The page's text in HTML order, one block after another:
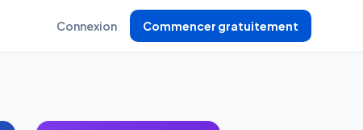
Connexion Commencer gratuitement